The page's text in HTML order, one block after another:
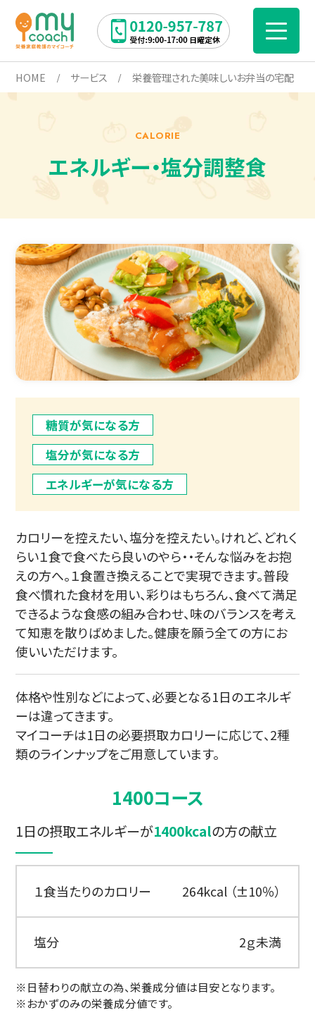
HOME サービス 栄養管理された美味しいお弁当の宅配
CALORIE
エネルギー・塩分調整食
糖質が気になる方
塩分が気になる方
エネルギーが気になる方
カロリーを控えたい、塩分を控えたい。けれど、どれく
らい１食で食べたら良いのやら・・そんな悩みをお抱
えの方へ。１食置き換えることで実現できます。普段
食べ慣れた食材を用い、彩りはもちろん、食べて満足
できるような食感の組み合わせ、味のバランスを考え
て知恵を散りばめました。健康を願う全ての方にお
使いいただけます。
体格や性別などによって、必要となる1日のエネルギ
ーは違ってきます。
マイコーチは1日の必要摂取カロリーに応じて、2種
類のラインナップをご用意しています。
1400コース
1日の摂取エネルギーが1400kcalの方の献立
１食当たりのカロリー 264kcal （±10％）
塩分 2ｇ未満
※日替わりの献立の為、栄養成分値は目安となります。
※おかずのみの栄養成分値です。